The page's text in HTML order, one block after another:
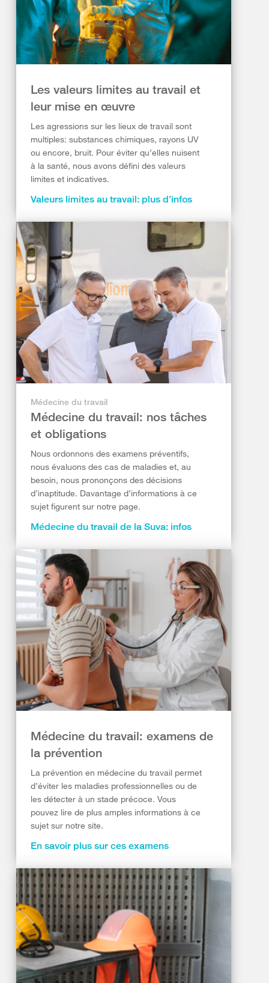
Les valeurs limites au travail et
leur mise en œuvre
Les agressions sur les lieux de travail sont
multiples: substances chimiques, rayons UV
ou encore, bruit. Pour éviter qu’elles nuisent
à la santé, nous avons défini des valeurs
limites et indicatives.
Valeurs limites au travail: plus d’infos
Médecine du travail
Médecine du travail: nos tâches
et obligations
Nous ordonnons des examens préventifs,
nous évaluons des cas de maladies et, au
besoin, nous prononçons des décisions
d’inaptitude. Davantage d’informations à ce
sujet figurent sur notre page.
Médecine du travail de la Suva: infos
Médecine du travail: examens de
la prévention
La prévention en médecine du travail permet
d’éviter les maladies professionnelles ou de
les détecter à un stade précoce. Vous
pouvez lire de plus amples informations à ce
sujet sur notre site.
En savoir plus sur ces examens